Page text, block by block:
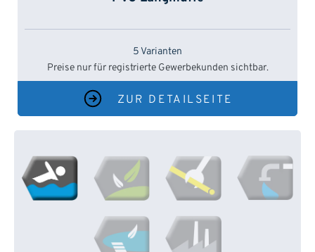
5 Varianten
Preise nur für registrierte Gewerbekunden sichtbar.
ZUR DETAILSEITE